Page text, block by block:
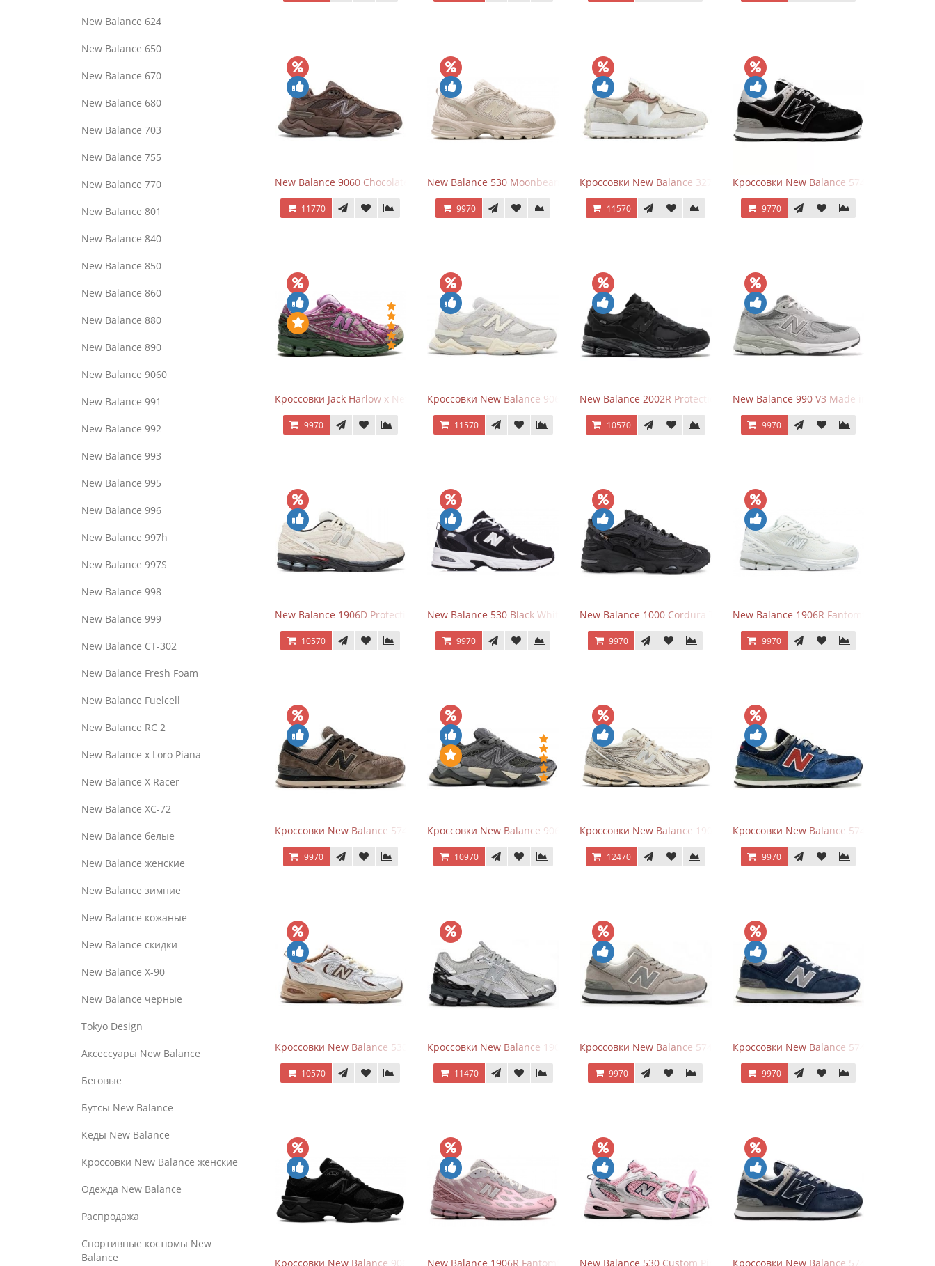
New Balance 624
New Balance 650
New Balance 670
New Balance 680
New Balance 703
New Balance 755
New Balance 770
New Balance 801
New Balance 840
New Balance 850
New Balance 860
New Balance 880
New Balance 890
New Balance 9060
New Balance 991
New Balance 992
New Balance 993
New Balance 995
New Balance 996
New Balance 997h
New Balance 997S
New Balance 998
New Balance 999
New Balance CT-302
New Balance Fresh Foam
New Balance Fuelcell
New Balance RC 2
New Balance x Loro Piana
New Balance X Racer
New Balance XC-72
New Balance белые
New Balance женские
New Balance зимние
New Balance кожаные
New Balance скидки
New Balance Х-90
New Balance черные
Tokyo Design
Аксессуары New Balance
Беговые
Бутсы New Balance
Кеды New Balance
Кроссовки New Balance женские
Одежда New Balance
Распродажа
Спортивные костюмы New
Balance
New Balance 9060 Chocolate Brown
11770
New Balance 530 Moonbeam Sea Salt
9970
Кроссовки New Balance 327 Beige Pink
11570
Кроссовки New Balance 574 Evergreen
9770
Кроссовки Jack Harlow x New Balance 1906r Kentucky Derby
9970
Кроссовки New Balance 9060 Quartz Grey
11570
New Balance 2002R Protection Phantom Black
10570
New Balance 990 V3 Made in USA Grey
9970
New Balance 1906D Protection Pack Turtledove
10570
New Balance 530 Black White Silver
9970
New Balance 1000 Cordura Trainers Black Cement
9970
New Balance 1906R Fantomfit White
9970
Кроссовки New Balance 574 Umber Black
9970
Кроссовки New Balance 9060 x Joe Freshgoods Dark Grey
10970
Кроссовки New Balance 1906R Arid Stone
12470
Кроссовки New Balance 574 Blue Black
9970
Кроссовки New Balance 530 x Niko and... Off White
10570
Кроссовки New Balance 1906 Black Silver Metallic
11470
Кроссовки New Balance 574 Silver Summer Fog
9970
Кроссовки New Balance 574 Classic Blue
9970
Кроссовки New Balance 9060 Triple BlackNew Balance 1906R Fantomfit Ice WineNew Balance 530 Custom Pink Silver розовыеКроссовки New Balance 574 Navy Blue